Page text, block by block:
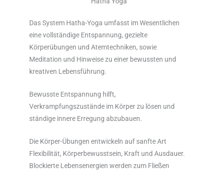
Das System Hatha-Yoga umfasst im Wesentlichen
eine vollständige Entspannung, gezielte
Körperübungen und Atemtechniken, sowie
Meditation und Hinweise zu einer bewussten und
kreativen Lebensführung.
Bewusste Entspannung hilft,
Verkrampfungszustände im Körper zu lösen und
ständige innere Erregung abzubauen.
Die Körper-Übungen entwickeln auf sanfte Art
Flexibilität, Körperbewusstsein, Kraft und Ausdauer.
Blockierte Lebensenergien werden zum Fließen